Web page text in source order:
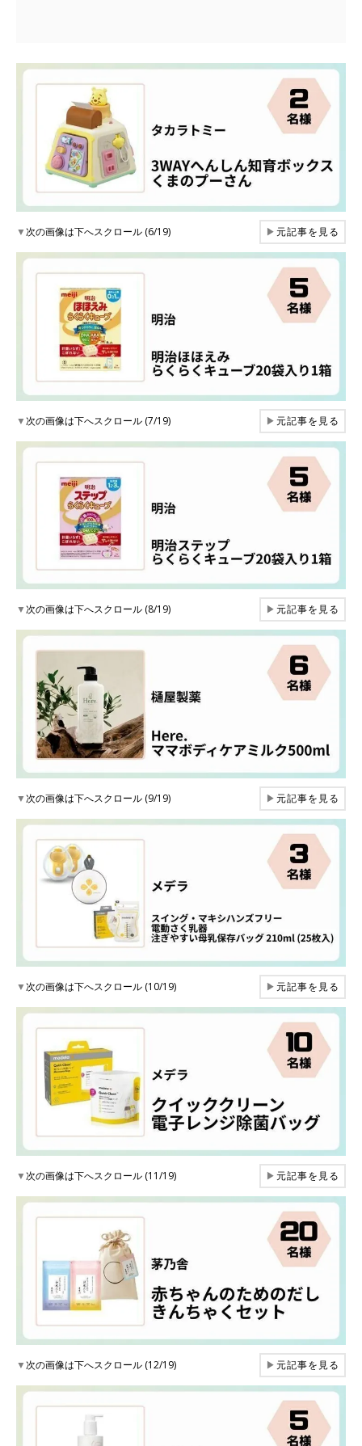
▼次の画像は下へスクロール (6/19) ▶元記事を見る
▼次の画像は下へスクロール (7/19) ▶元記事を見る
▼次の画像は下へスクロール (8/19) ▶元記事を見る
▼次の画像は下へスクロール (9/19) ▶元記事を見る
▼次の画像は下へスクロール (10/19) ▶元記事を見る
▼次の画像は下へスクロール (11/19) ▶元記事を見る
▼次の画像は下へスクロール (12/19) ▶元記事を見る